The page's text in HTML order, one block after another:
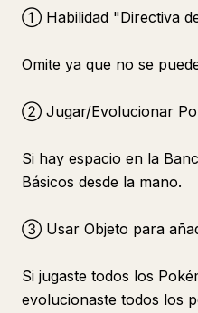
① Habilidad "Directiva
Omite ya que no se
② Jugar/Evolucionar
Si hay espacio en la
Básicos desde la mano.
③ Usar Objeto para
Si jugaste todos los
evolucionaste todos los